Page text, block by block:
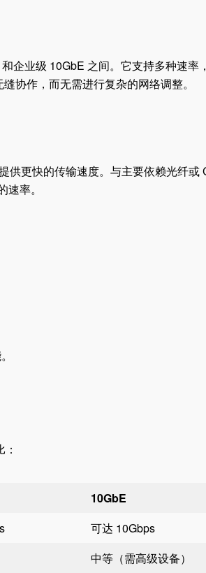
企业级 10GbE 之间。它支持多种速率
协作，而无需进行复杂的网络调整。
供更快的传输速度。与主要依赖光纤或
率。
10GbE
可达 10Gbps
中等（需高级设备）